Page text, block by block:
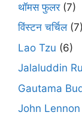
थॉमस फुलर(7)
विंस्टन चर्चिल(7)
Lao Tzu (6)
Jalaluddin
Gautama
John Lennon